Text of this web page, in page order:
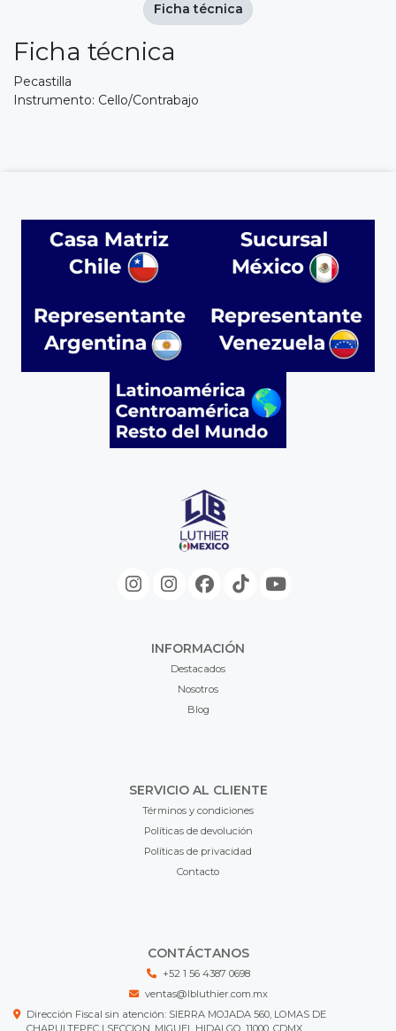
Ficha técnica
Pecastilla
Instrumento: Cello/Contrabajo
Ficha técnica
INFORMACIÓN
Destacados
Nosotros
Blog
SERVICIO AL CLIENTE
Términos y condiciones
Políticas de devolución
Políticas de privacidad
Contacto
CONTÁCTANOS
+52 1 56 4387 0698
ventas@lbluthier.com.mx
Dirección Fiscal sin atención: SIERRA MOJADA 560, LOMAS DE
CHAPULTEPEC I SECCION, MIGUEL HIDALGO, 11000, CDMX